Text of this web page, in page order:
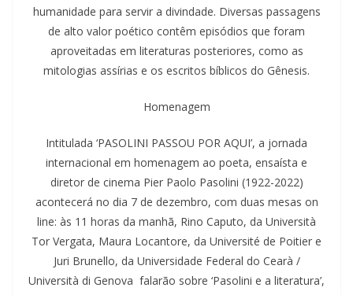
humanidade para servir a divindade. Diversas passagens
de alto valor poético contêm episódios que foram
aproveitadas em literaturas posteriores, como as
mitologias assírias e os escritos bíblicos do Gênesis.
Homenagem
Intitulada ‘PASOLINI PASSOU POR AQUI’, a jornada
internacional em homenagem ao poeta, ensaísta e
diretor de cinema Pier Paolo Pasolini (1922-2022)
acontecerá no dia 7 de dezembro, com duas mesas on
line: às 11 horas da manhã, Rino Caputo, da Università
Tor Vergata, Maura Locantore, da Université de Poitier e
Juri Brunello, da Universidade Federal do Cearà /
Università di Genova falarão sobre ‘Pasolini e a literatura’,